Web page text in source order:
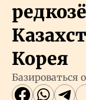
Корея
Базироваться